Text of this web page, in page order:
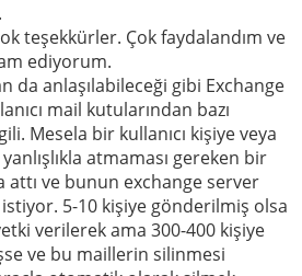
teşekkürler. Çok faydalandım ve
ediyorum.
da anlaşılabileceği gibi Exchange
mail kutularından bazı
Mesela bir kullanıcı kişiye veya
atmaması gereken bir
attı ve bunun exchange server
5-10 kişiye gönderilmiş olsa
verilerek ama 300-400 kişiye
ve bu maillerin silinmesi